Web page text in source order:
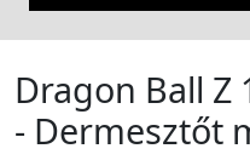
Dragon Ball Z
- Dermesztőt